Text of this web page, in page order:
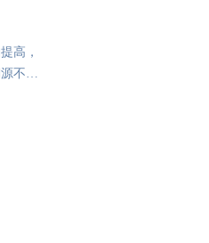
高，
不仅